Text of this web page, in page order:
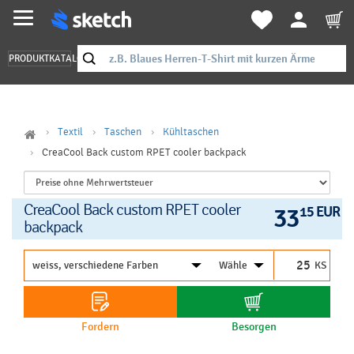
PRODUKTKATALOG
Textil Taschen
Kühltaschen
CreaCool Back custom RPET cooler backpack
CreaCool Back custom RPET cooler
backpack
3315 EUR
KS
Fordern Besorgen